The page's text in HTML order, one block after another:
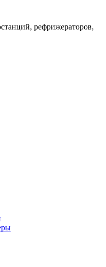
рефрижераторов,